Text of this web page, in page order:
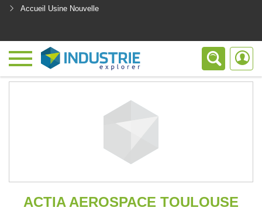
Accueil Usine Nouvelle
ACTIA AEROSPACE TOULOUSE